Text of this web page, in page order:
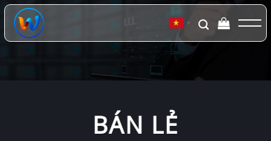
Chuyển
đến
dung
▼
BÁN LẺ